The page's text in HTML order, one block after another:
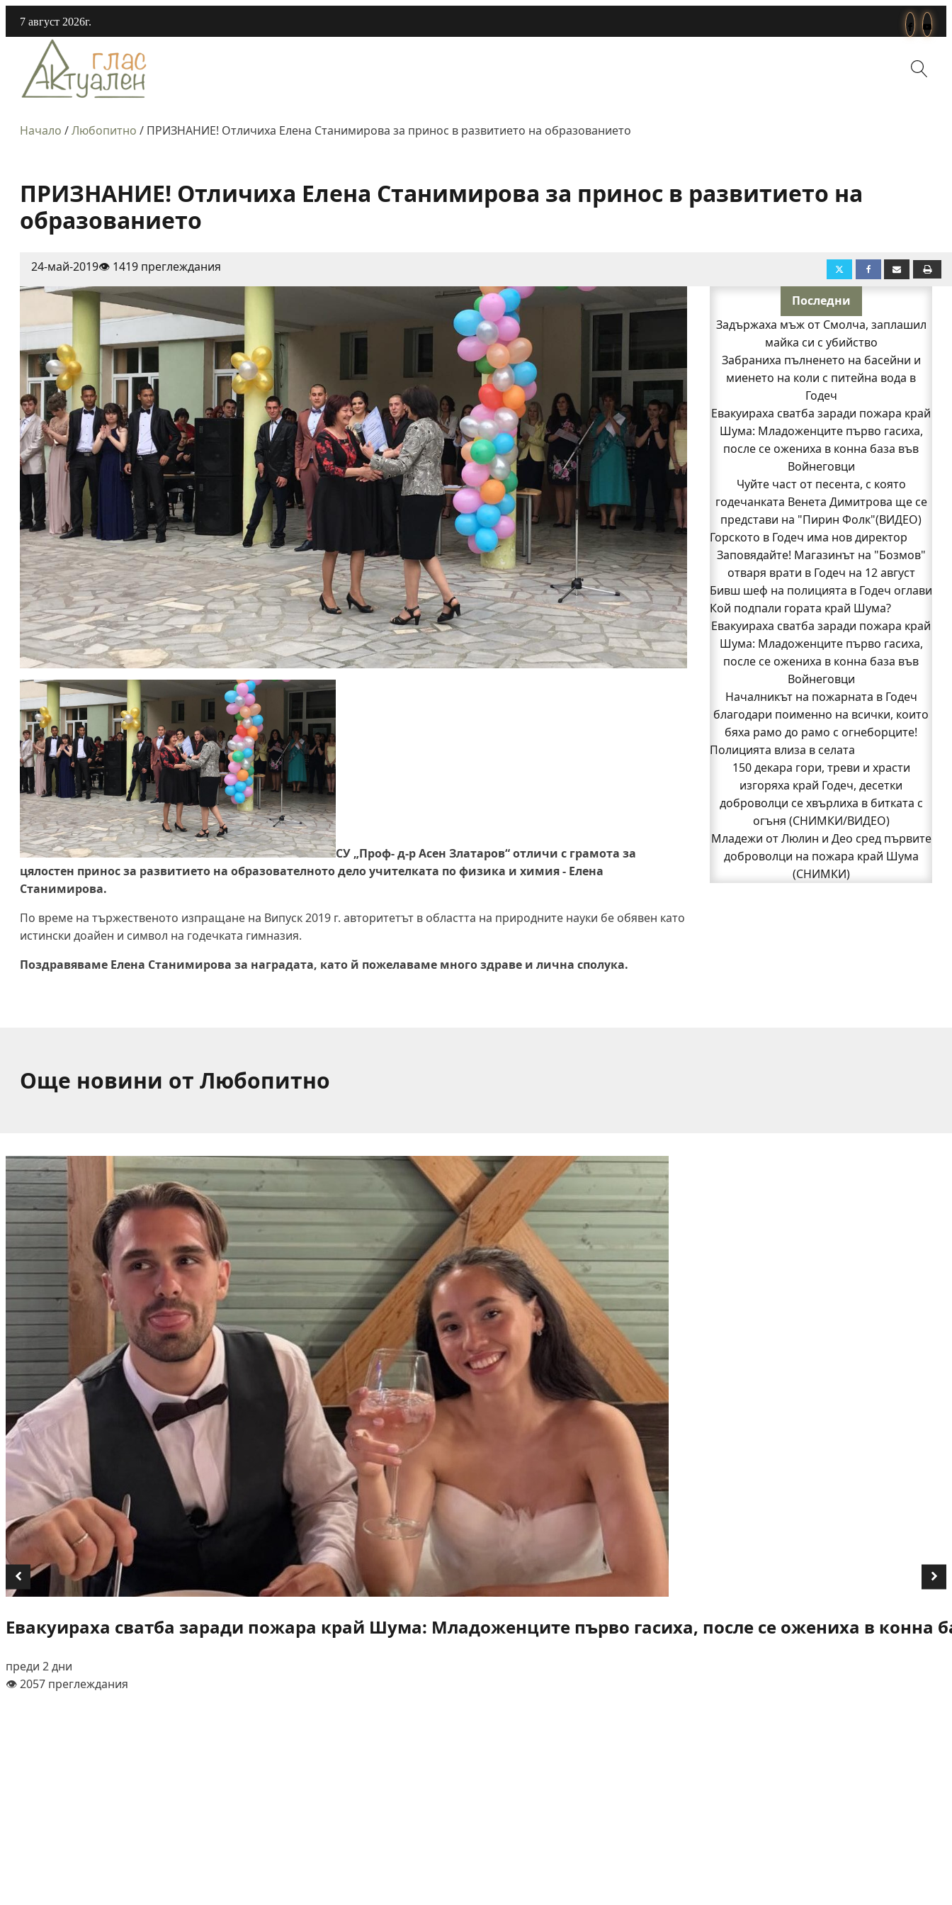
7 август 2026г.
Начало /Любопитно / ПРИЗНАНИЕ! Отличиха Елена Станимирова за принос в развитието на образованието
ПРИЗНАНИЕ! Отличиха Елена Станимирова за принос в развитието на
образованието
24-май-2019👁️ 1419 преглеждания
СУ „Проф- д-р Асен Златаров“ отличи с грамота за
цялостен принос за развитието на образователното дело учителката по физика и химия - Елена
Станимирова.
По време на тържественото изпращане на Випуск 2019 г. авторитетът в областта на природните науки бе обявен като
истински доайен и символ на годечката гимназия.
Поздравяваме Елена Станимирова за наградата, като й пожелаваме много здраве и лична сполука.
Последни
Задържаха мъж от Смолча, заплашил
майка си с убийство
Забраниха пълненето на басейни и
миенето на коли с питейна вода в
Годеч
Евакуираха сватба заради пожара край
Шума: Младоженците първо гасиха,
после се ожениха в конна база във
Войнеговци
Чуйте част от песента, с която
годечанката Венета Димитрова ще се
представи на "Пирин Фолк"(ВИДЕО)
Горското в Годеч има нов директор
Заповядайте! Магазинът на "Бозмов"
отваря врати в Годеч на 12 август
Бивш шеф на полицията в Годеч оглави
ОДМВР-Видин
Кой подпали гората край Шума?
Младежи от Люлин и Део сред първите
доброволци на пожара край Шума
(СНИМКИ)
Началникът на пожарната в Годеч
благодари поименно на всички, които
бяха рамо до рамо с огнеборците!
150 декара гори, треви и храсти
изгоряха край Годеч, десетки
доброволци се хвърлиха в битката с
огъня (СНИМКИ/ВИДЕО)
Полицията влиза в селата
Възможни са прекъсвания на тока утре
в части от община Годеч
Какво накара Яна и Станимир да
Кой подпали гората край Шума?
Евакуираха сватба заради пожара край
Шума: Младоженците първо гасиха,
после се ожениха в конна база във
Войнеговци
Началникът на пожарната в Годеч
благодари поименно на всички, които
бяха рамо до рамо с огнеборците!
Полицията влиза в селата
150 декара гори, треви и храсти
изгоряха край Годеч, десетки
доброволци се хвърлиха в битката с
огъня (СНИМКИ/ВИДЕО)
Младежи от Люлин и Део сред първите
доброволци на пожара край Шума
(СНИМКИ)
Още новини от Любопитно
Евакуираха сватба заради пожара край Шума: Младоженците първо гасиха, после се ожениха в конна
преди 2 дни
👁️ 2057 преглеждания